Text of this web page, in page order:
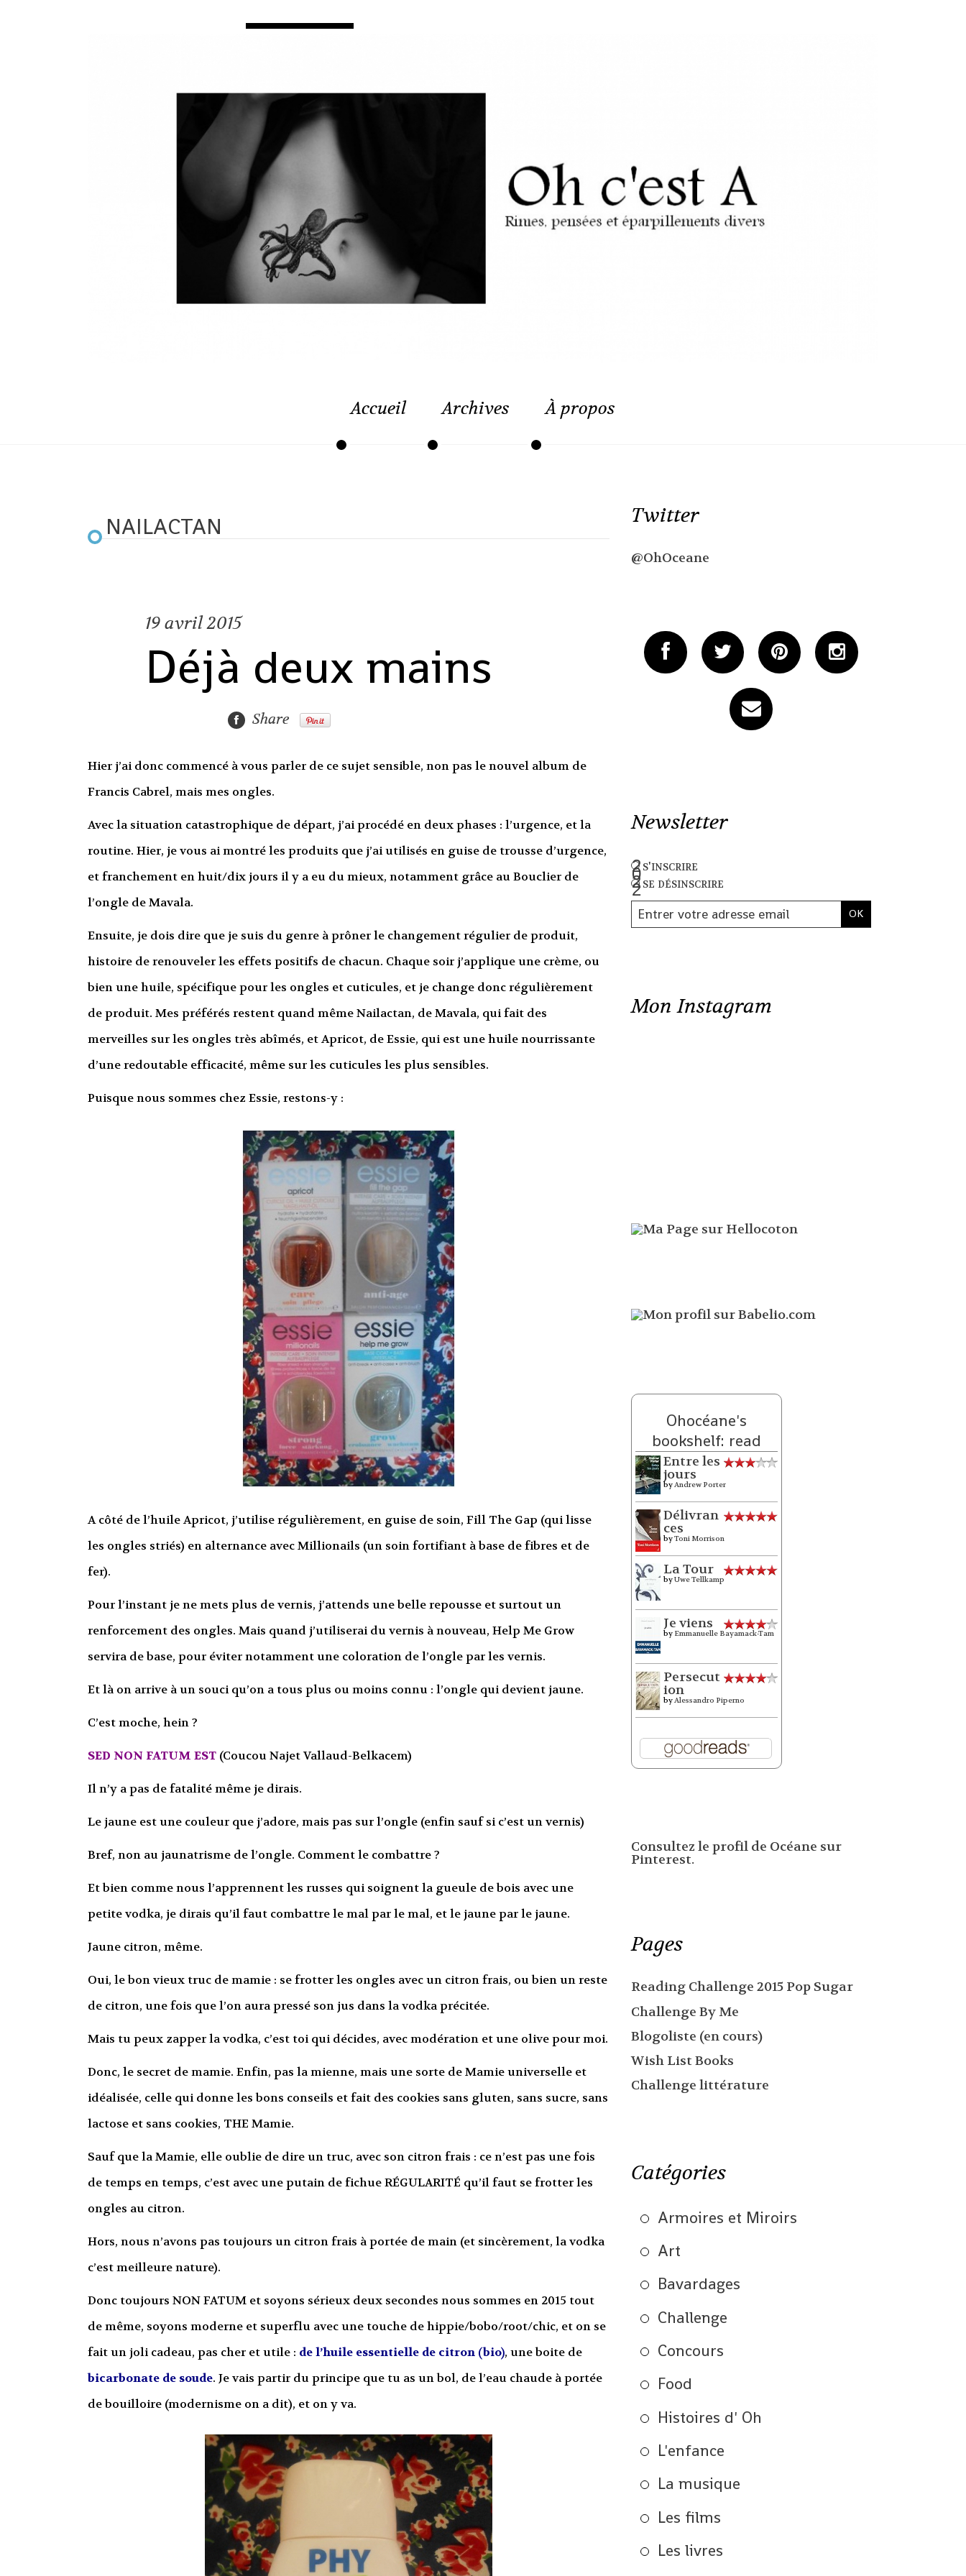
Accueil Archives À propos
NAILACTAN
19 avril 2015
Déjà deux mains
Share
Hier j’ai donc commencé à vous parler de ce sujet sensible, non pas le nouvel album de
Francis Cabrel, mais mes ongles.
Avec la situation catastrophique de départ, j’ai procédé en deux phases : l’urgence, et la
routine. Hier, je vous ai montré les produits que j’ai utilisés en guise de trousse d’urgence,
et franchement en huit/dix jours il y a eu du mieux, notamment grâce au Bouclier de
l’ongle de Mavala.
Ensuite, je dois dire que je suis du genre à prôner le changement régulier de produit,
histoire de renouveler les effets positifs de chacun. Chaque soir j’applique une crème, ou
bien une huile, spécifique pour les ongles et cuticules, et je change donc régulièrement
de produit. Mes préférés restent quand même Nailactan, de Mavala, qui fait des
merveilles sur les ongles très abîmés, et Apricot, de Essie, qui est une huile nourrissante
d’une redoutable efficacité, même sur les cuticules les plus sensibles.
Puisque nous sommes chez Essie, restons-y :
A côté de l’huile Apricot, j’utilise régulièrement, en guise de soin, Fill The Gap (qui lisse
les ongles striés) en alternance avec Millionails (un soin fortifiant à base de fibres et de
fer).
Pour l’instant je ne mets plus de vernis, j’attends une belle repousse et surtout un
renforcement des ongles. Mais quand j’utiliserai du vernis à nouveau, Help Me Grow
servira de base, pour éviter notamment une coloration de l’ongle par les vernis.
Et là on arrive à un souci qu’on a tous plus ou moins connu : l’ongle qui devient jaune.
C’est moche, hein ?
SED NON FATUM EST(Coucou Najet Vallaud-Belkacem)
Il n’y a pas de fatalité même je dirais.
Le jaune est une couleur que j’adore, mais pas sur l’ongle (enfin sauf si c’est un vernis)
Bref, non au jaunatrisme de l’ongle. Comment le combattre ?
Et bien comme nous l’apprennent les russes qui soignent la gueule de bois avec une
petite vodka, je dirais qu’il faut combattre le mal par le mal, et le jaune par le jaune.
Jaune citron, même.
Oui, le bon vieux truc de mamie : se frotter les ongles avec un citron frais, ou bien un reste
de citron, une fois que l’on aura pressé son jus dans la vodka précitée.
Mais tu peux zapper la vodka, c’est toi qui décides, avec modération et une olive pour moi.
Donc, le secret de mamie. Enfin, pas la mienne, mais une sorte de Mamie universelle et
idéalisée, celle qui donne les bons conseils et fait des cookies sans gluten, sans sucre, sans
lactose et sans cookies, THE Mamie.
Sauf que la Mamie, elle oublie de dire un truc, avec son citron frais : ce n’est pas une fois
de temps en temps, c’est avec une putain de fichue RÉGULARITÉ qu’il faut se frotter les
ongles au citron.
Hors, nous n’avons pas toujours un citron frais à portée de main (et sincèrement, la vodka
c’est meilleure nature).
Donc toujours NON FATUM et soyons sérieux deux secondes nous sommes en 2015 tout
de même, soyons moderne et superflu avec une touche de hippie/bobo/root/chic, et on se
fait un joli cadeau, pas cher et utile : de l’huile essentielle de citron (bio), une boite de
bicarbonate de soude. Je vais partir du principe que tu as un bol, de l’eau chaude à portée
de bouilloire (modernisme on a dit), et on y va.
Twitter
@OhOceane
Newsletter
s'inscrire
se désinscrire
Mon Instagram
Ohocéane's
bookshelf: read
Entre les
jours
byAndrew Porter
Délivran
ces
byToni Morrison
La Tour
byUwe Tellkamp
Je viens
by Emmanuelle Bayamack-Tam
Persecut
ion
byAlessandro Piperno
Consultez le profil de Océane sur
Pinterest.
Pages
Reading Challenge 2015 Pop Sugar
Challenge By Me
Blogoliste (en cours)
Wish List Books
Challenge littérature
Catégories
Armoires et Miroirs
Art
Bavardages
Challenge
Concours
Food
Histoires d' Oh
L'enfance
La musique
Les films
Les livres